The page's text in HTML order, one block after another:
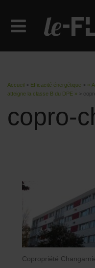
Accueil > Efficacité énergétique > «
atteigne la classe B du DPE » >
copro-
Copropriété